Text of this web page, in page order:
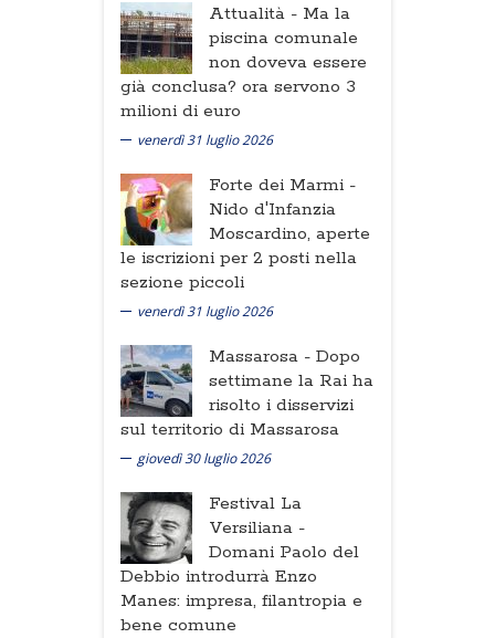
Attualità - Ma la
piscina comunale
non doveva essere
già conclusa? ora servono 3
milioni di euro
venerdì 31 luglio 2026
Forte dei Marmi -
Nido d'Infanzia
Moscardino, aperte
le iscrizioni per 2 posti nella
sezione piccoli
venerdì 31 luglio 2026
Massarosa - Dopo
settimane la Rai ha
risolto i disservizi
sul territorio di Massarosa
giovedì 30 luglio 2026
Festival La
Versiliana -
Domani Paolo del
Debbio introdurrà Enzo
Manes: impresa, filantropia e
bene comune